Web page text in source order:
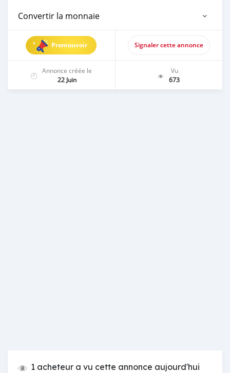
Convertir la monnaie
Promouvoir Signaler cette annonce
Annonce créée le
22 Juin
Vu
673
1 acheteur a vu cette annonce aujourd'hui